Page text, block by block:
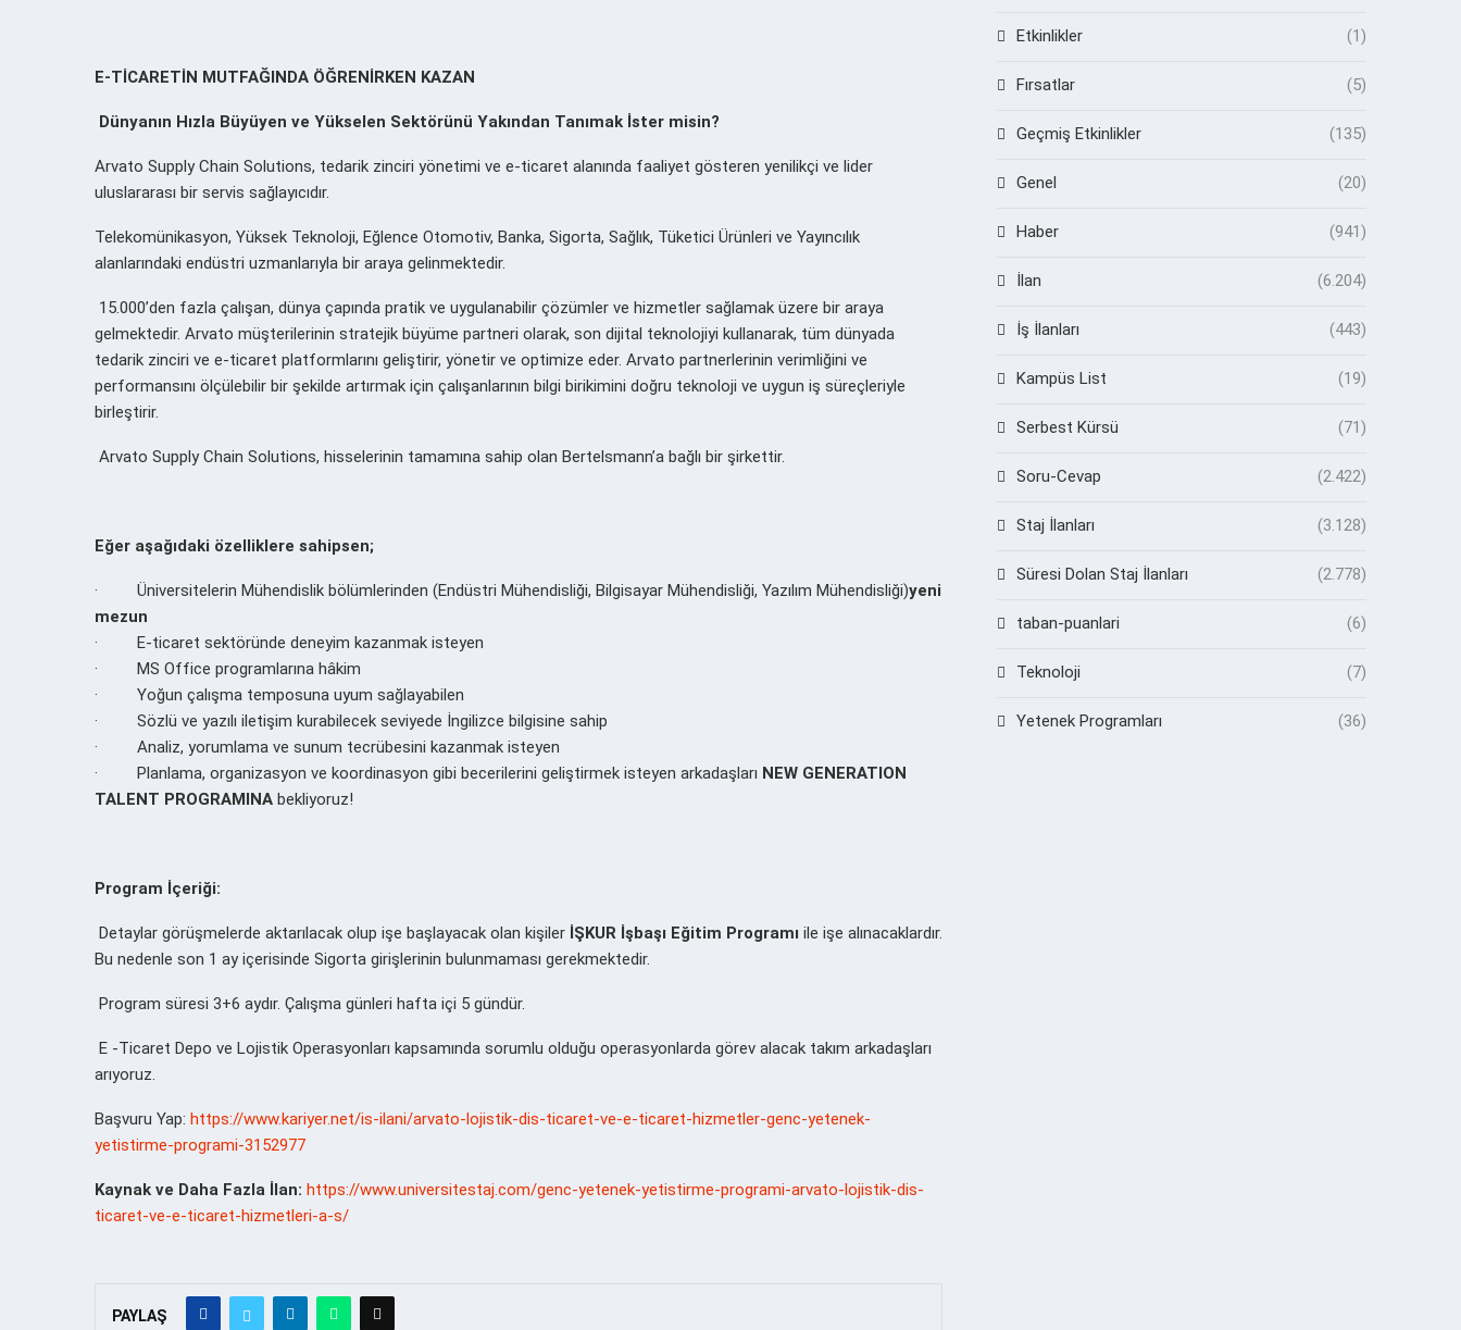
E-TİCARETİN MUTFAĞINDA ÖĞRENİRKEN KAZAN
Dünyanın Hızla Büyüyen ve Yükselen Sektörünü Yakından Tanımak İster misin?
Arvato Supply Chain Solutions, tedarik zinciri yönetimi ve e-ticaret alanında faaliyet gösteren yenilikçi ve lider
uluslararası bir servis sağlayıcıdır.
Telekomünikasyon, Yüksek Teknoloji, Eğlence Otomotiv, Banka, Sigorta, Sağlık, Tüketici Ürünleri ve Yayıncılık
alanlarındaki endüstri uzmanlarıyla bir araya gelinmektedir.
15.000’den fazla çalışan, dünya çapında pratik ve uygulanabilir çözümler ve hizmetler sağlamak üzere bir araya
gelmektedir. Arvato müşterilerinin stratejik büyüme partneri olarak, son dijital teknolojiyi kullanarak, tüm dünyada
tedarik zinciri ve e-ticaret platformlarını geliştirir, yönetir ve optimize eder. Arvato partnerlerinin verimliğini ve
performansını ölçülebilir bir şekilde artırmak için çalışanlarının bilgi birikimini doğru teknoloji ve uygun iş süreçleriyle
birleştirir.
Arvato Supply Chain Solutions, hisselerinin tamamına sahip olan Bertelsmann’a bağlı bir şirkettir.
Eğer aşağıdaki özelliklere sahipsen;
· Üniversitelerin Mühendislik bölümlerinden (Endüstri Mühendisliği, Bilgisayar Mühendisliği, Yazılım Mühendisliği)yeni
mezun
· E-ticaret sektöründe deneyim kazanmak isteyen
· MS Office programlarına hâkim
· Yoğun çalışma temposuna uyum sağlayabilen
· Sözlü ve yazılı iletişim kurabilecek seviyede İngilizce bilgisine sahip
· Analiz, yorumlama ve sunum tecrübesini kazanmak isteyen
· Planlama, organizasyon ve koordinasyon gibi becerilerini geliştirmek isteyen arkadaşları NEW GENERATION
TALENT PROGRAMINA bekliyoruz!
Program İçeriği:
Detaylar görüşmelerde aktarılacak olup işe başlayacak olan kişiler İŞKUR İşbaşı Eğitim Programı ile işe alınacaklardır.
Bu nedenle son 1 ay içerisinde Sigorta girişlerinin bulunmaması gerekmektedir.
Program süresi 3+6 aydır. Çalışma günleri hafta içi 5 gündür.
E -Ticaret Depo ve Lojistik Operasyonları kapsamında sorumlu olduğu operasyonlarda görev alacak takım arkadaşları
arıyoruz.
Başvuru Yap: https://www.kariyer.net/is-ilani/arvato-lojistik-dis-ticaret-ve-e-ticaret-hizmetler-genc-yetenek-
yetistirme-programi-3152977
Kaynak ve Daha Fazla İlan: https://www.universitestaj.com/genc-yetenek-yetistirme-programi-arvato-lojistik-dis-
ticaret-ve-e-ticaret-hizmetleri-a-s/
PAYLAŞ
Etkinlikler (1)
Fırsatlar (5)
Geçmiş Etkinlikler (135)
Genel (20)
Haber (941)
İlan (6.204)
İş İlanları (443)
Kampüs List (19)
Serbest Kürsü (71)
Soru-Cevap (2.422)
Staj İlanları (3.128)
Süresi Dolan Staj İlanları (2.778)
taban-puanlari (6)
Teknoloji (7)
Yetenek Programları (36)